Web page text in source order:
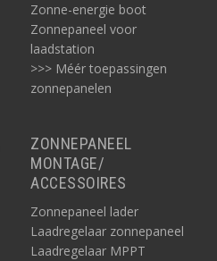
Zonne-energie boot
Zonnepaneel voor
laadstation
>>> Méér toepassingen
zonnepanelen
ZONNEPANEEL
MONTAGE/
ACCESSOIRES
Zonnepaneel lader
Laadregelaar zonnepaneel
Laadregelaar MPPT